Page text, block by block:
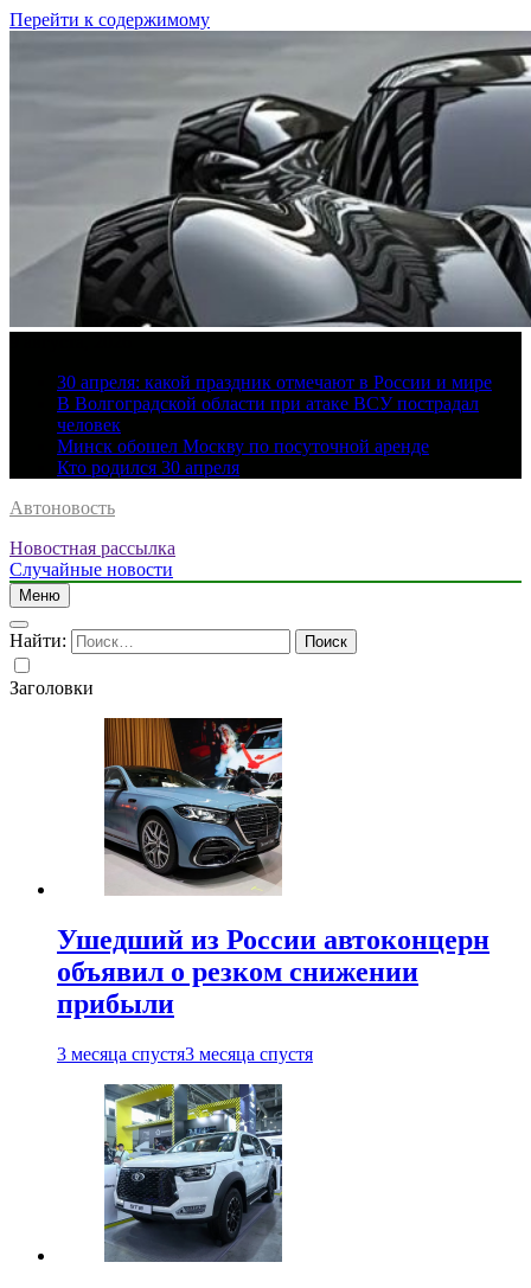
Перейти к содержимому
30 апреля: какой праздник отмечают в России и мире
В Волгоградской области при атаке ВСУ пострадал
человек
Минск обошел Москву по посуточной аренде
Кто родился 30 апреля
Автоновость
Новостная рассылка
Случайные новости
Меню
Найти:
Заголовки
Ушедший из России автоконцерн
объявил о резком снижении
прибыли
3 месяца спустя3 месяца спустя